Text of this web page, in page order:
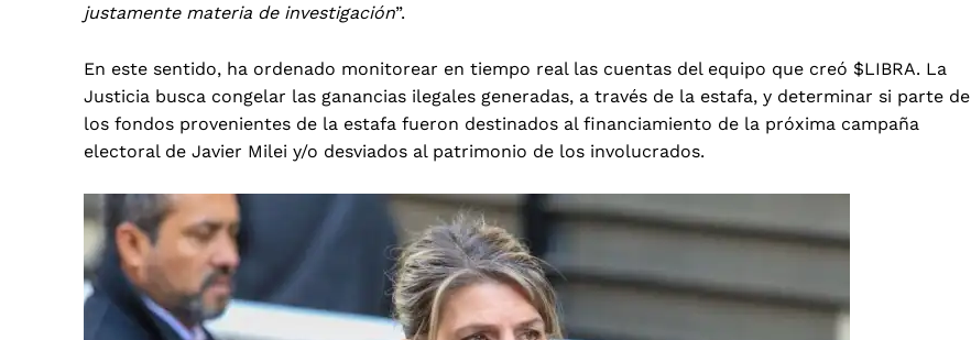
justamente materia de investigación”.
En este sentido, ha ordenado monitorear en tiempo real las cuentas del equipo que creó $LIBRA. La
Justicia busca congelar las ganancias ilegales generadas, a través de la estafa, y determinar si parte de
los fondos provenientes de la estafa fueron destinados al financiamiento de la próxima campaña
electoral de Javier Milei y/o desviados al patrimonio de los involucrados.